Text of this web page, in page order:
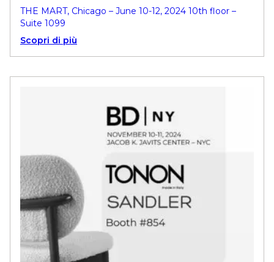
THE MART, Chicago – June 10-12, 2024 10th floor –
Suite 1099
Scopri di più